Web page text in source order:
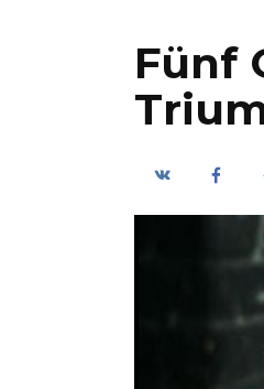
Fünf